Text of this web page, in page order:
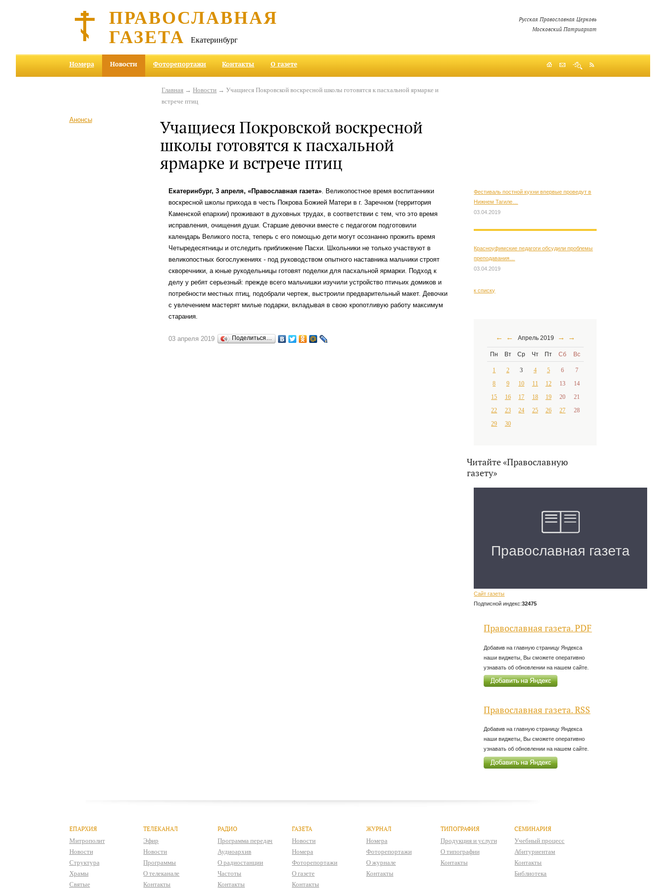
ПРАВОСЛАВНАЯ
ГАЗЕТА Екатеринбург
Русская Православная Церковь
Московский Патриархат
Номера Новости Фоторепортажи Контакты О газете
Анонсы
Главная →Новости → Учащиеся Покровской воскресной школы готовятся к пасхальной ярмарке и
встрече птиц
Учащиеся Покровской воскресной
школы готовятся к пасхальной
ярмарке и встрече птиц
Екатеринбург, 3 апреля, «Православная газета». Великопостное время воспитанники
воскресной школы прихода в честь Покрова Божией Матери в г. Заречном (территория
Каменской епархии) проживают в духовных трудах, в соответствии с тем, что это время
исправления, очищения души. Старшие девочки вместе с педагогом подготовили
календарь Великого поста, теперь с его помощью дети могут осознанно прожить время
Четыредесятницы и отследить приближение Пасхи. Школьники не только участвуют в
великопостных богослужениях - под руководством опытного наставника мальчики строят
скворечники, а юные рукодельницы готовят поделки для пасхальной ярмарки. Подход к
делу у ребят серьезный: прежде всего мальчишки изучили устройство птичьих домиков и
потребности местных птиц, подобрали чертеж, выстроили предварительный макет. Девочки
с увлечением мастерят милые подарки, вкладывая в свою кропотливую работу максимум
старания.
03 апреля 2019 Поделиться…
Фестиваль постной кухни впервые проведут в
Нижнем Тагиле…
03.04.2019
Красноуфимские педагоги обсудили проблемы
преподавания…
03.04.2019
к списку
← ← Апрель 2019 → →
Пн Вт Ср Чт Пт Сб Вс
1 2 3 4 5 6
7
8
9 10 11 12 13
14
15
16 17 18 19 20
21
22
23 24 25 26 27
28
29
30
Читайте «Православную
газету»
Сайт газеты
Подписной индекс:32475
Православная газета. PDF
Добавив на главную страницу Яндекса
наши виджеты, Вы сможете оперативно
узнавать об обновлении на нашем сайте.
Православная газета. RSS
Добавив на главную страницу Яндекса
наши виджеты, Вы сможете оперативно
узнавать об обновлении на нашем сайте.
ЕПАРХИЯ
Митрополит
Новости
Структура
Храмы
Святые
ТЕЛЕКАНАЛ
Эфир
Новости
Программы
О телеканале
Контакты
РАДИО
Программа передач
Аудиоархив
О радиостанции
Частоты
Контакты
ГАЗЕТА
Новости
Номера
Фоторепортажи
О газете
Контакты
ЖУРНАЛ
Номера
Фоторепортажи
О журнале
Контакты
ТИПОГРАФИЯ
Продукция и услуги
О типографии
Контакты
СЕМИНАРИЯ
Учебный процесс
Абитуриентам
Контакты
Библиотека